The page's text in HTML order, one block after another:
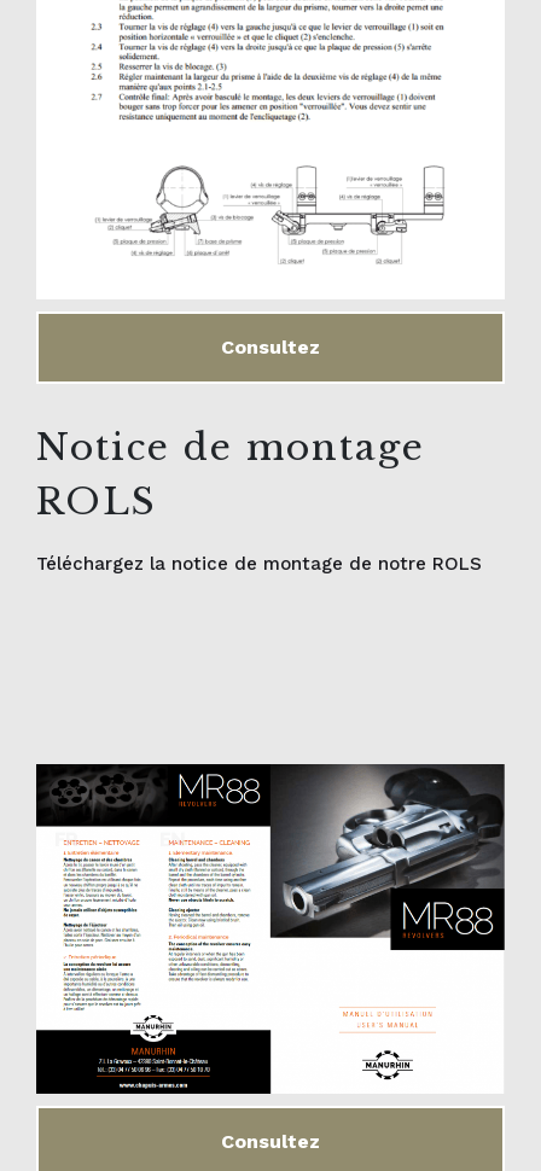
Consultez
Notice de montage
ROLS
Téléchargez la notice de montage de notre ROLS
Consultez